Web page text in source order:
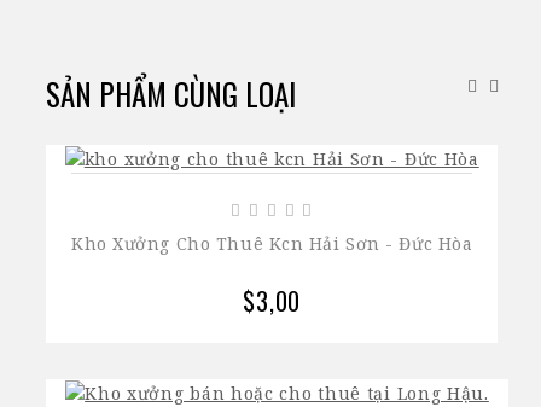
SẢN PHẨM CÙNG LOẠI
Kho Xưởng Cho Thuê Kcn Hải Sơn - Đức Hòa
$3,00